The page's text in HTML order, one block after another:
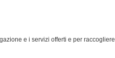
e i servizi offerti e per raccogliere